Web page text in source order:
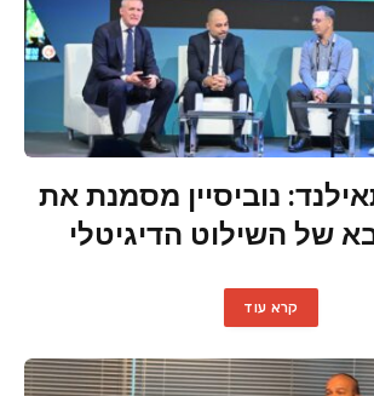
נוביסיין מסמנת את
של השילוט הדיגיטלי
קרא עוד